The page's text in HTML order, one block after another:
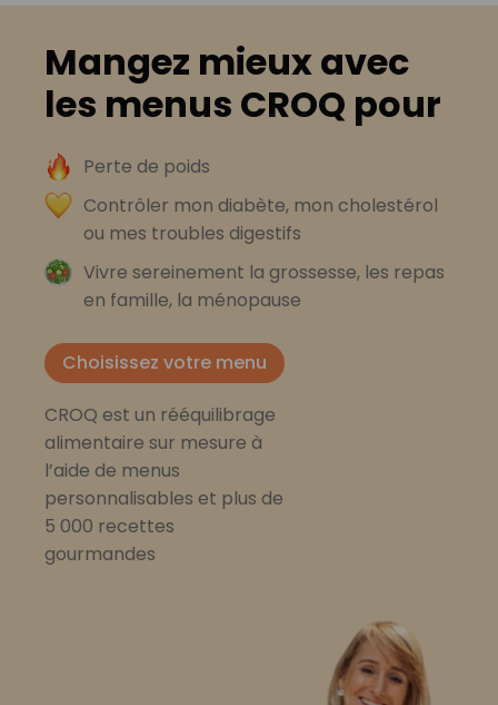
Mangez mieux avec
les menus CROQ pour
Perte de poids
Contrôler mon diabète, mon cholestérol
ou mes troubles digestifs
Vivre sereinement la grossesse, les repas
en famille, la ménopause
Choisissez votre menu
CROQ est un rééquilibrage
alimentaire sur mesure à
l’aide de menus
personnalisables et plus de
5 000 recettes
gourmandes